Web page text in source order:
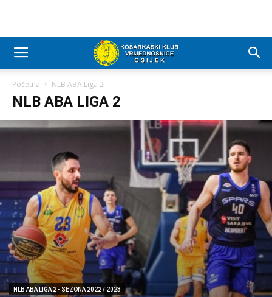
Početna NLB ABA Liga 2
NLB ABA LIGA 2
NLB ABA LIGA 2 - SEZONA 2022 / 2023